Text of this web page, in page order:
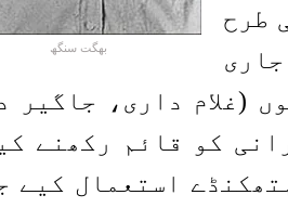
بھگت سنگھ
طرح
(غلام داری، جاگیر
کو قائم رکھنے
استعمال کیے